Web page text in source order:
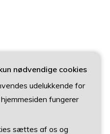
nødvendige cookies
udelukkende for
fungerer
sættes af os og